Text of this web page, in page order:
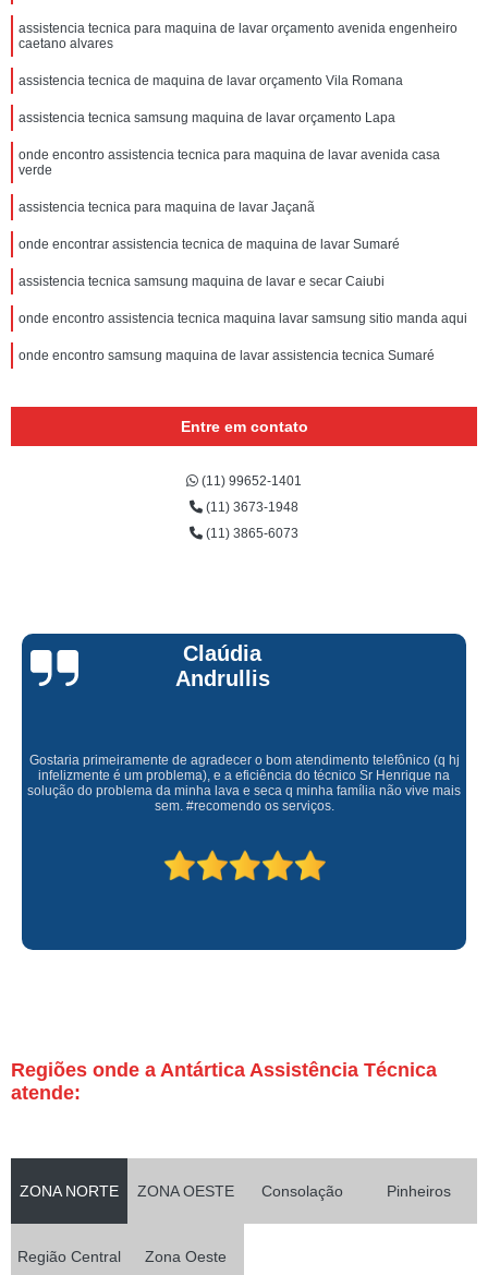
assistencia tecnica para maquina de lavar orçamento avenida engenheiro
caetano alvares
assistencia tecnica de maquina de lavar orçamento Vila Romana
assistencia tecnica samsung maquina de lavar orçamento Lapa
onde encontro assistencia tecnica para maquina de lavar avenida casa
verde
assistencia tecnica para maquina de lavar Jaçanã
onde encontrar assistencia tecnica de maquina de lavar Sumaré
assistencia tecnica samsung maquina de lavar e secar Caiubi
onde encontro assistencia tecnica maquina lavar samsung sitio manda aqui
onde encontro samsung maquina de lavar assistencia tecnica Sumaré
Entre em contato
(11) 99652-1401
(11) 3673-1948
(11) 3865-6073
Claúdia
Andrullis
Gostaria primeiramente de agradecer o bom atendimento telefônico (q hj
infelizmente é um problema), e a eficiência do técnico Sr Henrique na
solução do problema da minha lava e seca q minha família não vive mais
sem. #recomendo os serviços.
Regiões onde a Antártica Assistência Técnica
atende:
ZONA NORTE ZONA OESTE Consolação Pinheiros
Região Central Zona Oeste